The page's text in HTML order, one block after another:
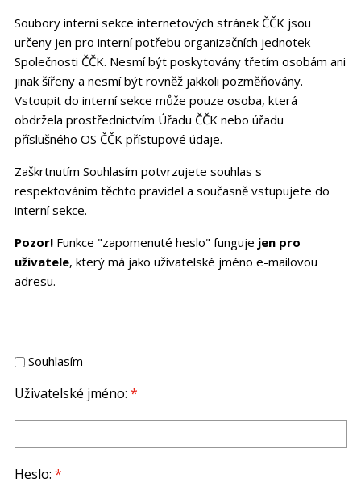
Soubory interní sekce internetových stránek ČČK jsou
určeny jen pro interní potřebu organizačních jednotek
Společnosti ČČK. Nesmí být poskytovány třetím osobám ani
jinak šířeny a nesmí být rovněž jakkoli pozměňovány.
Vstoupit do interní sekce může pouze osoba, která
obdržela prostřednictvím Úřadu ČČK nebo úřadu
příslušného OS ČČK přístupové údaje.
Zaškrtnutím Souhlasím potvrzujete souhlas s
respektováním těchto pravidel a současně vstupujete do
interní sekce.
Pozor!Funkce "zapomenuté heslo" funguje jen pro
uživatele, který má jako uživatelské jméno e-mailovou
adresu.
Souhlasím
Uživatelské jméno: *
Heslo: *